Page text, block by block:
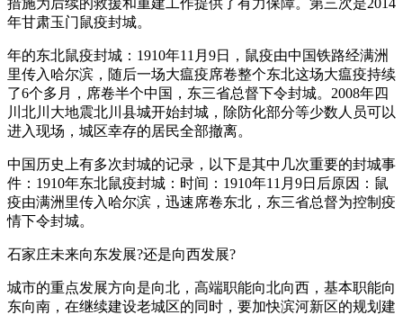
年甘肃玉门鼠疫封城。
年的东北鼠疫封城：1910年11月9日，鼠疫由中国铁路经满洲
里传入哈尔滨，随后一场大瘟疫席卷整个东北这场大瘟疫持续
了6个多月，席卷半个中国，东三省总督下令封城。2008年四
川北川大地震北川县城开始封城，除防化部分等少数人员可以
进入现场，城区幸存的居民全部撤离。
中国历史上有多次封城的记录，以下是其中几次重要的封城事
件：1910年东北鼠疫封城：时间：1910年11月9日后原因：鼠
疫由满洲里传入哈尔滨，迅速席卷东北，东三省总督为控制疫
情下令封城。
石家庄未来向东发展?还是向西发展?
城市的重点发展方向是向北，高端职能向北向西，基本职能向
东向南，在继续建设老城区的同时，要加快滨河新区的规划建